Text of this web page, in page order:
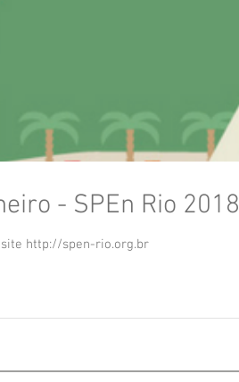
- SPEn Rio 2018
po por meio do site http://spen-rio.org.br